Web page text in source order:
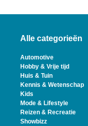
Alle categorieën
Automotive
Hobby & Vrije tijd
Huis & Tuin
Kennis & Wetenschap
Kids
Mode & Lifestyle
Reizen & Recreatie
Showbizz